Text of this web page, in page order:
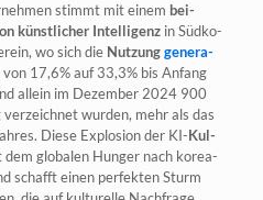
stimmt mit einem bei­
künst­li­cher Intel­li­genzin Süd­ko­
wo sich die Nut­zunggene­ra­
17,6% auf 33,3% bis Anfang
allein im Dezem­ber 2024 900
wur­den, mehr als das
Die­se Explo­si­on der KI-Kul­
glo­ba­len Hun­ger nach korea­
schafft einen per­fek­ten Sturm